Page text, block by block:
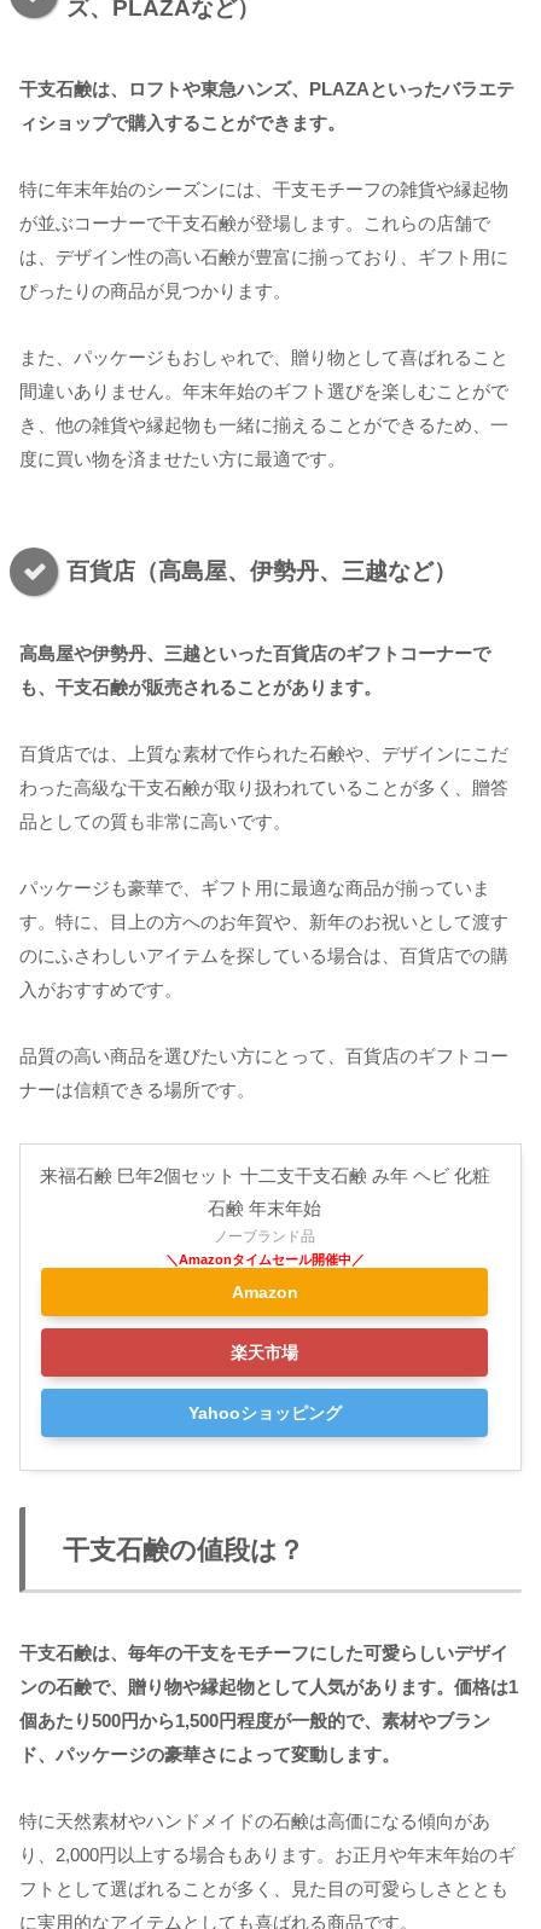
ズ、PLAZAなど）
干支石鹸は、ロフトや東急ハンズ、PLAZAといったバラエテ
ィショップで購入することができます。
特に年末年始のシーズンには、干支モチーフの雑貨や縁起物
が並ぶコーナーで干支石鹸が登場します。これらの店舗で
は、デザイン性の高い石鹸が豊富に揃っており、ギフト用に
ぴったりの商品が見つかります。
また、パッケージもおしゃれで、贈り物として喜ばれること
間違いありません。年末年始のギフト選びを楽しむことがで
き、他の雑貨や縁起物も一緒に揃えることができるため、一
度に買い物を済ませたい方に最適です。
百貨店（高島屋、伊勢丹、三越など）
高島屋や伊勢丹、三越といった百貨店のギフトコーナーで
も、干支石鹸が販売されることがあります。
百貨店では、上質な素材で作られた石鹸や、デザインにこだ
わった高級な干支石鹸が取り扱われていることが多く、贈答
品としての質も非常に高いです。
パッケージも豪華で、ギフト用に最適な商品が揃っていま
す。特に、目上の方へのお年賀や、新年のお祝いとして渡す
のにふさわしいアイテムを探している場合は、百貨店での購
入がおすすめです。
品質の高い商品を選びたい方にとって、百貨店のギフトコー
ナーは信頼できる場所です。
来福石鹸 巳年2個セット 十二支干支石鹸 み年 ヘビ 化粧
石鹸 年末年始
ノーブランド品
Amazon
楽天市場
Yahooショッピング
干支石鹸の値段は？
干支石鹸は、毎年の干支をモチーフにした可愛らしいデザイ
ンの石鹸で、贈り物や縁起物として人気があります。価格は1
個あたり500円から1,500円程度が一般的で、素材やブラン
ド、パッケージの豪華さによって変動します。
特に天然素材やハンドメイドの石鹸は高価になる傾向があ
り、2,000円以上する場合もあります。お正月や年末年始のギ
フトとして選ばれることが多く、見た目の可愛らしさととも
に実用的なアイテムとしても喜ばれる商品です。